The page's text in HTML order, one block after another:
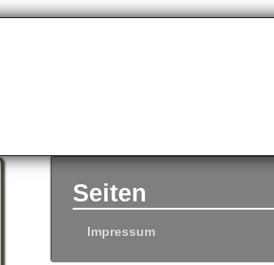
Seiten
Impressum